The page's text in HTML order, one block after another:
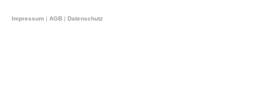
Impressum | AGB | Datenschutz